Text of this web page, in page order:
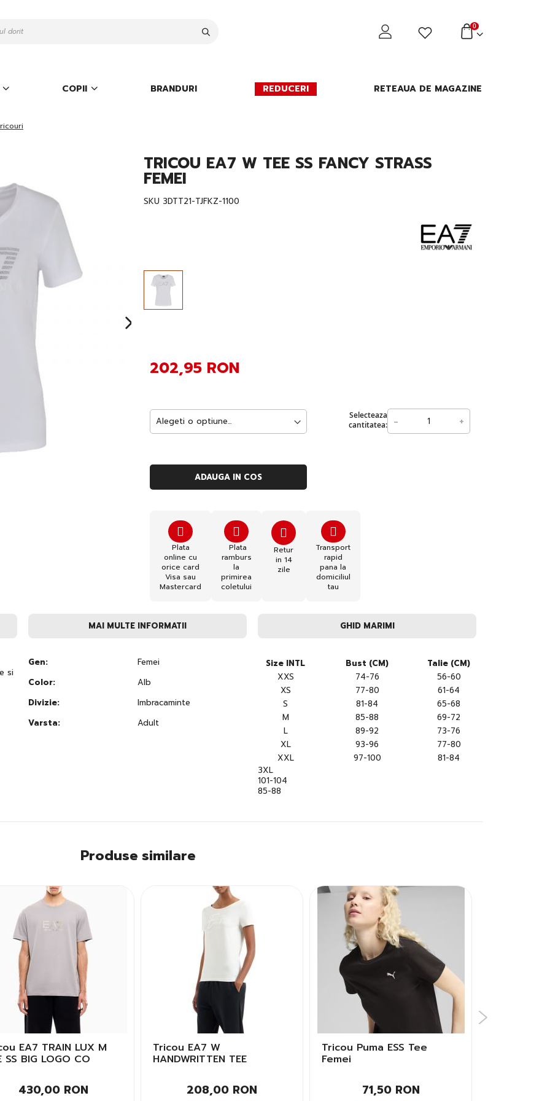
0
COPII BRANDURI REDUCERI RETEAUA DE MAGAZINE
TRICOU EA7 W TEE SS FANCY STRASS
FEMEI
SKU 3DTT21-TJFKZ-1100
Selecteaza
cantitatea:
- +
202,95 RON
ADAUGA IN COS
Plata
online cu
orice card
Visa sau
Mastercard
Plata
ramburs
la
primirea
coletului
Retur
in 14
zile
Transport
rapid
pana la
domiciliul
tau
si
MAI MULTE INFORMATII
Gen:
Femei
Color:
Alb
Divizie:
Imbracaminte
Varsta:
Adult
GHID MARIMI
Size INTL Bust (CM)
Talie (CM)
XXS
74-76
56-60
XS
77-80
61-64
S
81-84
65-68
M
85-88
69-72
L
89-92
73-76
XL
93-96
77-80
XXL
97-100
81-84
3XL
101-104
85-88
Produse similare
EA7 TRAIN LUX M
SS BIG LOGO CO
430,00 RON
Tricou EA7 W
HANDWRITTEN TEE
208,00 RON
Tricou Puma ESS Tee
Femei
71,50 RON